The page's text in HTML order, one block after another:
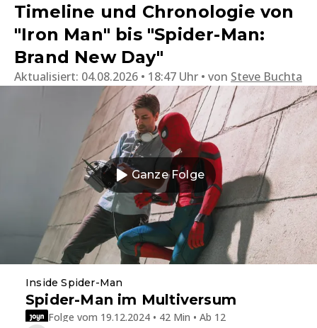
Timeline und Chronologie von
"Iron Man" bis "Spider-Man:
Brand New Day"
Aktualisiert: 04.08.2026 • 18:47 Uhr von Steve Buchta
Ganze Folge
Inside Spider-Man
Spider-Man im Multiversum
Folge vom 19.12.2024 • 42 Min • Ab 12